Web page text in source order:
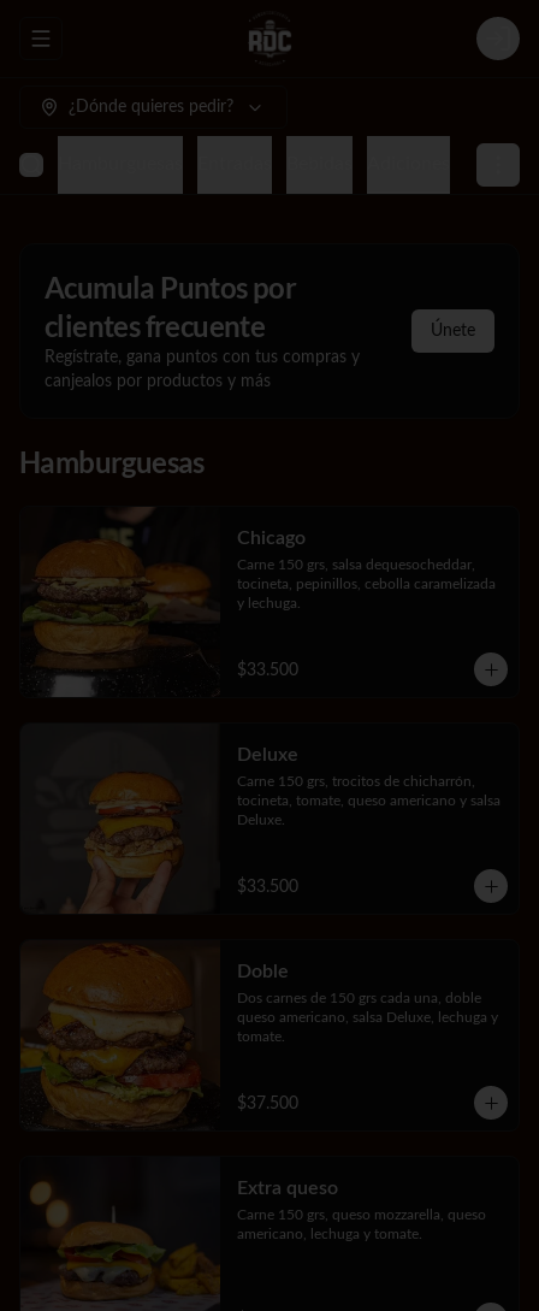
Abrir menu de navegación Login
¿Dónde quieres pedir?
Acumula Puntos por
clientes frecuente
Regístrate, gana puntos con tus compras y
canjealos por productos y más
Únete
Hamburguesas
Chicago
Carne 150 grs, salsa dequesocheddar,
tocineta, pepinillos, cebolla caramelizada
y lechuga.
$33.500
Deluxe
Carne 150 grs, trocitos de chicharrón,
tocineta, tomate, queso americano y salsa
Deluxe.
$33.500
Doble
Dos carnes de 150 grs cada una, doble
queso americano, salsa Deluxe, lechuga y
tomate.
$37.500
Extra queso
Carne 150 grs, queso mozzarella, queso
americano, lechuga y tomate.